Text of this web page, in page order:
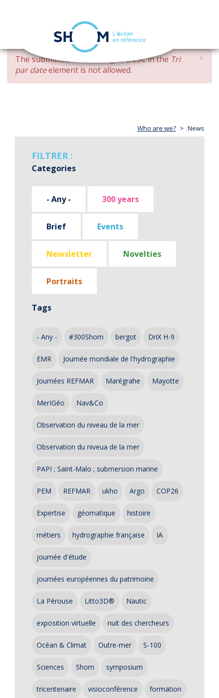
Skip
main
content
navigation
×
ERROR
MESSAGE
The submitted value changed DESCin the Tri
par dateelement is not allowed.
Who are we? News
FILTRER :
Categories
- Any - 300 years
Brief Events
Newsletter Novelties
Portraits
Tags
- Any - #300Shom bergot DriX H-9
EMR Journée mondiale de l'hydrographie
Journées REFMAR Marégrahe Mayotte
MerIGéo Nav&Co
Observation du niveau de la mer
Observation du niveua de la mer
PAPI ; Saint-Malo ; submersion marine
PEM REFMAR ukho Argo COP26
Expertise géomatique histoire
métiers hydrographie française IA
journée d'étude
journées européennes du patrimoine
La Pérouse Litto3D® Nautic
exposition virtuelle nuit des chercheurs
Océan & Climat Outre-mer S-100
Sciences Shom symposium
tricentenaire visioconférence formation